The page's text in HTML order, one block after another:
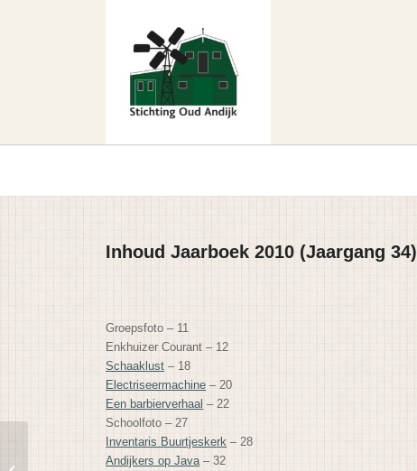
Inhoud Jaarboek 2010 (Jaargang 34)
Groepsfoto – 11
Enkhuizer Courant – 12
Schaaklust – 18
Electriseermachine – 20
Een barbierverhaal – 22
Schoolfoto – 27
Inventaris Buurtjeskerk – 28
Andijkers op Java – 32